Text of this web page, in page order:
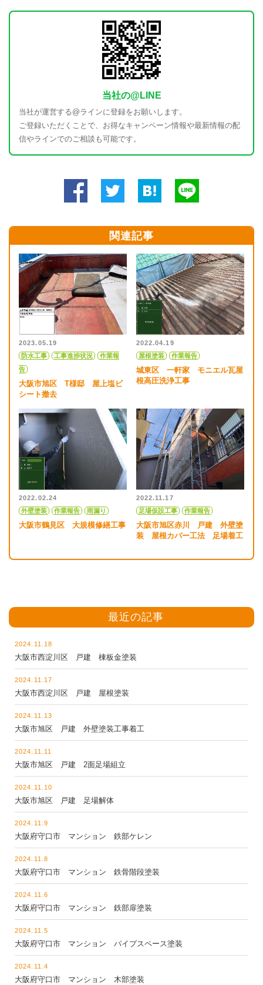
当社の@LINE
当社が運営する@ラインに登録をお願いします。
ご登録いただくことで、お得なキャンペーン情報や最新情報の配
信やラインでのご相談も可能です。
関連記事
2023.05.19
防水工事
工事進捗状況
作業報
告
大阪市旭区 T様邸 屋上塩ビ
シート撤去
2022.04.19
屋根塗装
作業報告
城東区 一軒家 モニエル瓦屋
根高圧洗浄工事
2022.02.24
外壁塗装
作業報告 雨漏り
大阪市鶴見区 大規模修繕工事
2022.11.17
足場仮設工事
作業報告
大阪市旭区赤川 戸建 外壁塗
装 屋根カバー工法 足場着工
最近の記事
2024.11.18
大阪市西淀川区 戸建 棟板金塗装
2024.11.17
大阪市西淀川区 戸建 屋根塗装
2024.11.13
大阪市旭区 戸建 外壁塗装工事着工
2024.11.11
大阪市旭区 戸建 2面足場組立
2024.11.10
大阪市旭区 戸建 足場解体
2024.11.9
大阪府守口市 マンション 鉄部ケレン
2024.11.8
大阪府守口市 マンション 鉄骨階段塗装
2024.11.6
大阪府守口市 マンション 鉄部扉塗装
2024.11.5
大阪府守口市 マンション パイプスペース塗装
2024.11.4
大阪府守口市 マンション 木部塗装